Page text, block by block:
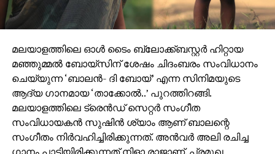
മലയാളത്തിലെ ഓൾ ടൈം ബ്ലോക്ക്ബസ്റ്റർ ഹിറ്റായ
മഞ്ഞുമ്മൽ ബോയ്‌സിന് ശേഷം ചിദംബരം സംവിധാനം
ചെയ്യുന്ന ‘ബാലൻ- ദി ബോയ്’ എന്ന സിനിമയുടെ
ആദ്യ ഗാനമായ ‘താക്കോൽ..’ പുറത്തിറങ്ങി.
മലയാളത്തിലെ ട്രെൻഡ് സെറ്റർ സംഗീത
സംവിധായകൻ സുഷിൻ ശ്യാം ആണ് ബാലന്റെ
സംഗീതം നിർവഹിച്ചിരിക്കുന്നത്. അൻവർ അലി രചിച്ച
ഗാനം പാടിയിരിക്കുന്നത് നിളാ രാജാണ്. പ്രമുഖ